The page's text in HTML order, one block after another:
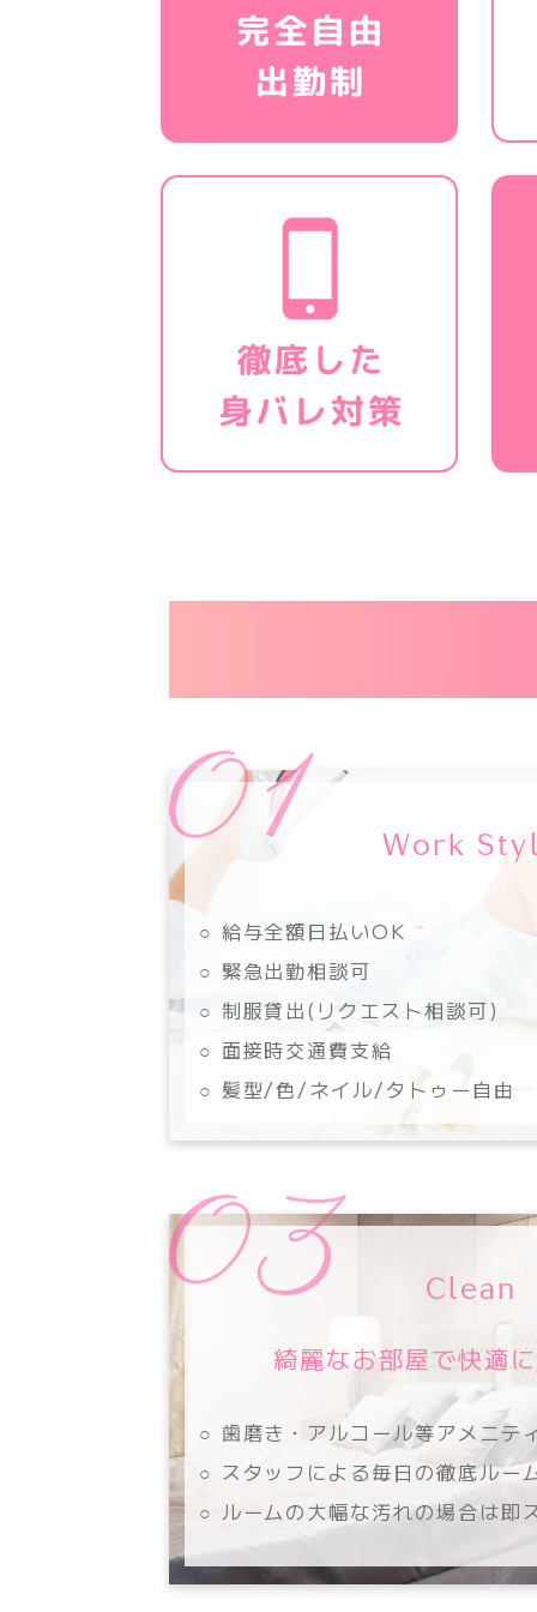
Work
○ 給与全額日払いOK
○ 緊急出勤相談可
○ 制服貸出(リクエスト相談可)
○ 面接時交通費支給
○ 髪型/色/ネイル/タトゥー自由
Clean
綺麗なお部屋で快適
○ 歯磨き・アルコール等アメニテ
○ スタッフによる毎日の徹底ルー
○ ルームの大幅な汚れの場合は即